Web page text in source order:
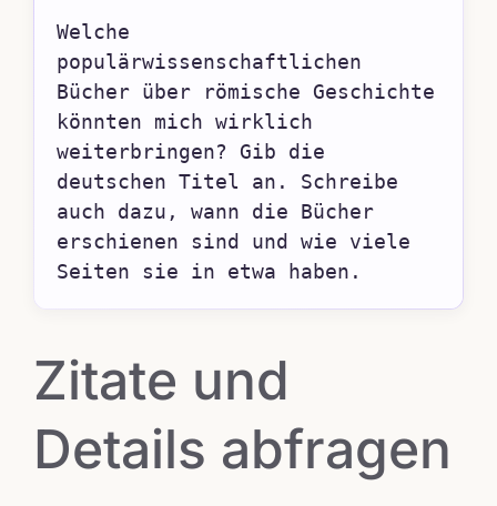
Welche
populärwissenschaftlichen
Bücher über römische Geschichte
könnten mich wirklich
weiterbringen? Gib die
deutschen Titel an. Schreibe
auch dazu, wann die Bücher
erschienen sind und wie viele
Seiten sie in etwa haben.
Zitate und
Details abfragen